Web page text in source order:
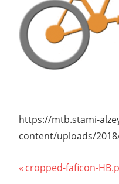
https://mtb.stami-
content/uploads/
Vorheriger
cropped-faficon-